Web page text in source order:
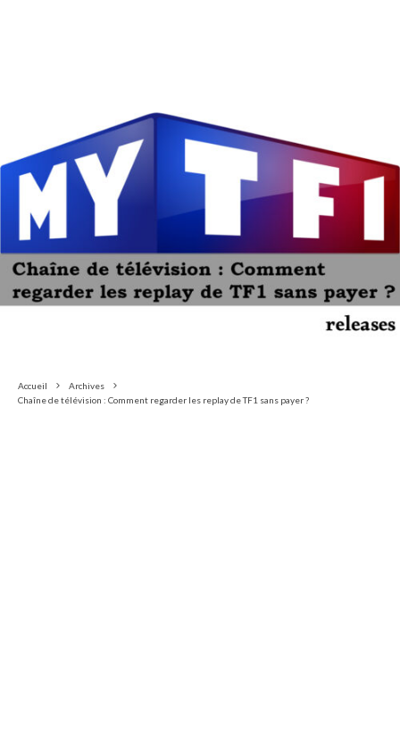
Accueil
Archives
Chaîne de télévision : Comment regarder les replay de TF1 sans payer ?